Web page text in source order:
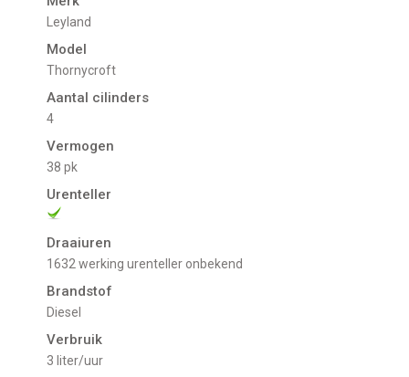
Leyland
Model
Thornycroft
Aantal cilinders
4
Vermogen
38 pk
Urenteller
Draaiuren
1632 werking urenteller onbekend
Brandstof
Diesel
Verbruik
3 liter/uur